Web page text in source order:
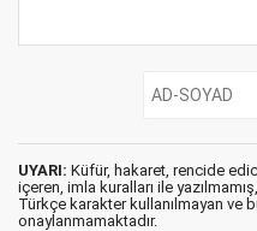
UYARI: Küfür, hakaret, rencide
içeren, imla kuralları ile yazılmamış,
Türkçe karakter kullanılmayan ve
onaylanmamaktadır.